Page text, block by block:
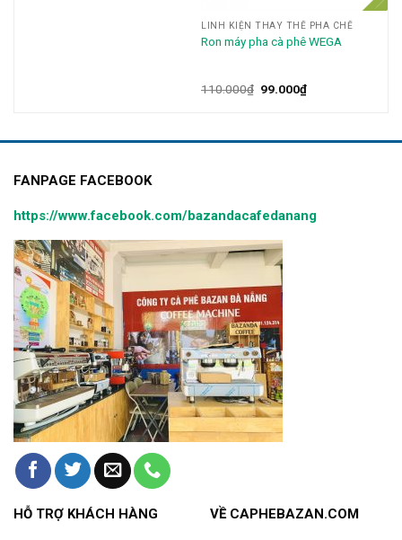
LINH KIỆN THAY THẾ PHA CHẾ
Ron máy pha cà phê WEGA
110.000₫ 99.000₫
FANPAGE FACEBOOK
https://www.facebook.com/bazandacafedanang
HỖ TRỢ KHÁCH HÀNG VỀ CAPHEBAZAN.COM